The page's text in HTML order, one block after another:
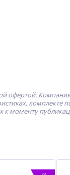
офертой.
комплекте
к моменту